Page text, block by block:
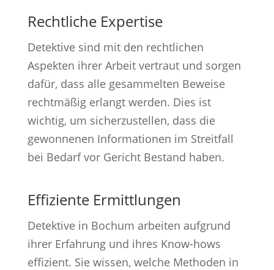
Rechtliche Expertise
Detektive sind mit den rechtlichen
Aspekten ihrer Arbeit vertraut und sorgen
dafür, dass alle gesammelten Beweise
rechtmäßig erlangt werden. Dies ist
wichtig, um sicherzustellen, dass die
gewonnenen Informationen im Streitfall
bei Bedarf vor Gericht Bestand haben.
Effiziente Ermittlungen
Detektive in Bochum arbeiten aufgrund
ihrer Erfahrung und ihres Know-hows
effizient. Sie wissen, welche Methoden in